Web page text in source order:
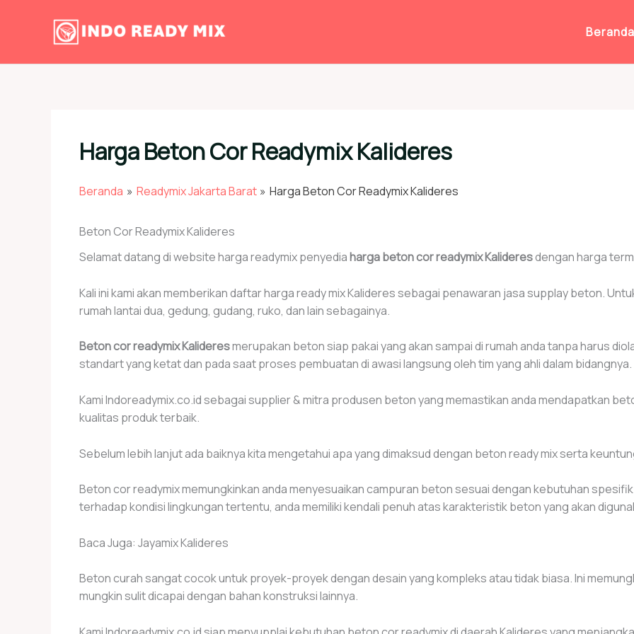
Beranda
Harga Beton Cor Readymix Kalideres
Beranda Readymix Jakarta Barat Harga Beton Cor Readymix Kalideres
Beton Cor Readymix Kalideres
Selamat datang di website harga readymix penyediaharga beton cor readymix Kalideresdengan harga
Kali ini kami akan memberikan daftar harga ready mix Kalideres sebagai penawaran jasa supplay beton.
rumah lantai dua, gedung, gudang, ruko, dan lain sebagainya.
Beton cor readymix Kalideresmerupakan beton siap pakai yang akan sampai di rumah anda tanpa harus
standart yang ketat dan pada saat proses pembuatan di awasi langsung oleh tim yang ahli dalam bidangnya.
Kami Indoreadymix.co.id sebagai supplier & mitra produsen beton yang memastikan anda mendapatkan
kualitas produk terbaik.
Sebelum lebih lanjut ada baiknya kita mengetahui apa yang dimaksud dengan beton ready mix serta
Beton cor readymix memungkinkan anda menyesuaikan campuran beton sesuai dengan kebutuhan
terhadap kondisi lingkungan tertentu, anda memiliki kendali penuh atas karakteristik beton yang akan
Baca Juga: Jayamix Kalideres
Beton curah sangat cocok untuk proyek-proyek dengan desain yang kompleks atau tidak biasa. Ini
mungkin sulit dicapai dengan bahan konstruksi lainnya.